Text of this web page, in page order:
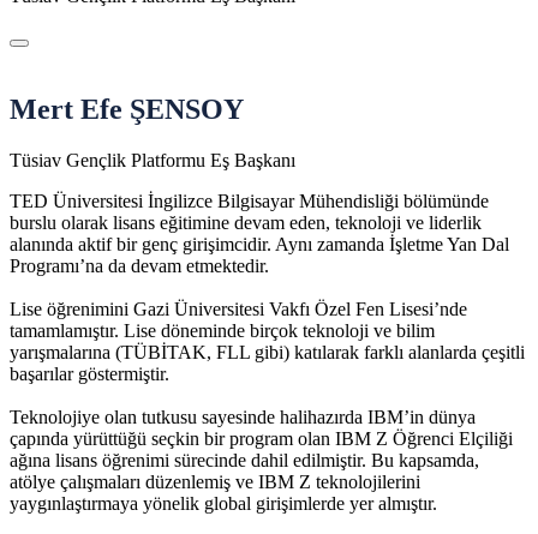
Mert Efe ŞENSOY
Tüsiav Gençlik Platformu Eş Başkanı
TED Üniversitesi İngilizce Bilgisayar Mühendisliği bölümünde
burslu olarak lisans eğitimine devam eden, teknoloji ve liderlik
alanında aktif bir genç girişimcidir. Aynı zamanda İşletme Yan Dal
Programı’na da devam etmektedir.
Lise öğrenimini Gazi Üniversitesi Vakfı Özel Fen Lisesi’nde
tamamlamıştır. Lise döneminde birçok teknoloji ve bilim
yarışmalarına (TÜBİTAK, FLL gibi) katılarak farklı alanlarda çeşitli
başarılar göstermiştir.
Teknolojiye olan tutkusu sayesinde halihazırda IBM’in dünya
çapında yürüttüğü seçkin bir program olan IBM Z Öğrenci Elçiliği
ağına lisans öğrenimi sürecinde dahil edilmiştir. Bu kapsamda,
atölye çalışmaları düzenlemiş ve IBM Z teknolojilerini
yaygınlaştırmaya yönelik global girişimlerde yer almıştır.